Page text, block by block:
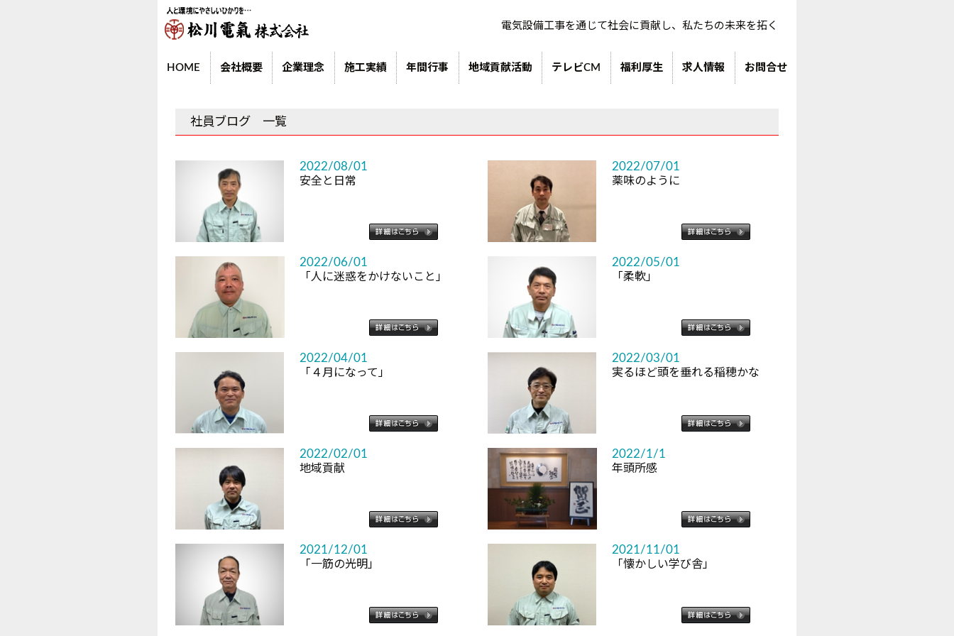
電気設備工事を通じて社会に貢献し、私たちの未来を拓く
HOME 会社概要 企業理念 施工実績 年間行事 地域貢献活動 テレビCM 福利厚生 求人情報 お問合せ
社員ブログ 一覧
2022/08/01
安全と日常
2022/07/01
薬味のように
2022/06/01
「人に迷惑をかけないこと」
2022/05/01
「柔軟」
2022/04/01
「４月になって」
2022/03/01
実るほど頭を垂れる稲穂かな
2022/02/01
地域貢献
2022/1/1
年頭所感
2021/12/01
「一筋の光明」
2021/11/01
「懐かしい学び舎」